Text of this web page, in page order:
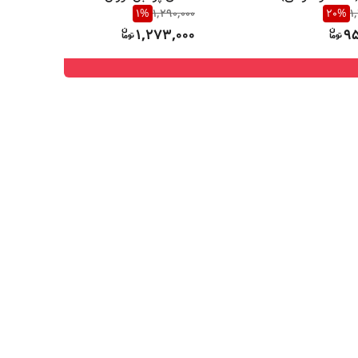
20%
1,290,000
1%
1,273,000